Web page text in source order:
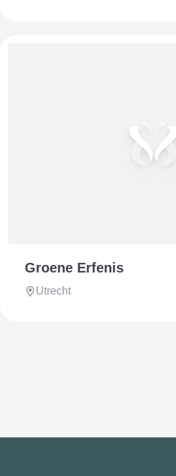
Groene Erfenis
Utrecht